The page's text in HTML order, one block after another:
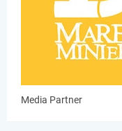
Media Partner